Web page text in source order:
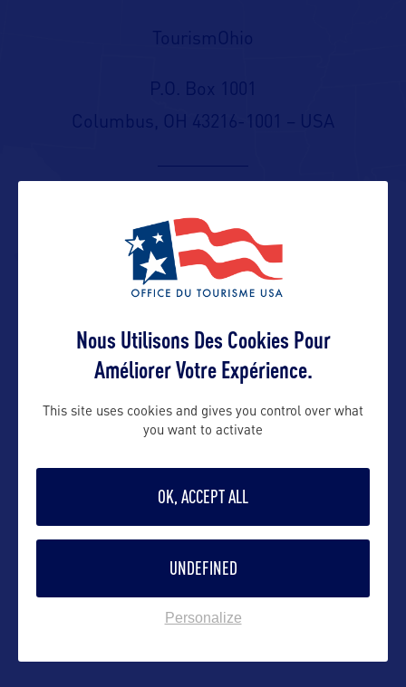
P.O. Box 1001
Columbus, OH 43216-1001 – USA
Contact presse
Dayna.Brownfield@development.ohio.gov
Contact pro
Matt.Maclaren@development.ohio.gov
askohiotourism@development.ohio.gov
Suivre
Nous Utilisons Des Cookies Pour
Améliorer Votre Expérience.
This site uses cookies and gives you control over what
you want to activate
OK, ACCEPT ALL
UNDEFINED
Personalize